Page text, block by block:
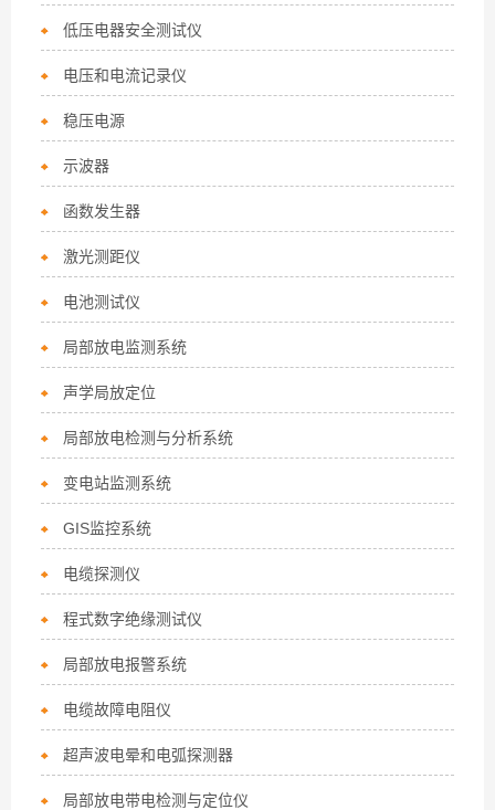
低压电器安全测试仪
电压和电流记录仪
稳压电源
示波器
函数发生器
激光测距仪
电池测试仪
局部放电监测系统
声学局放定位
局部放电检测与分析系统
变电站监测系统
GIS监控系统
电缆探测仪
程式数字绝缘测试仪
局部放电报警系统
电缆故障电阻仪
超声波电晕和电弧探测器
局部放电带电检测与定位仪